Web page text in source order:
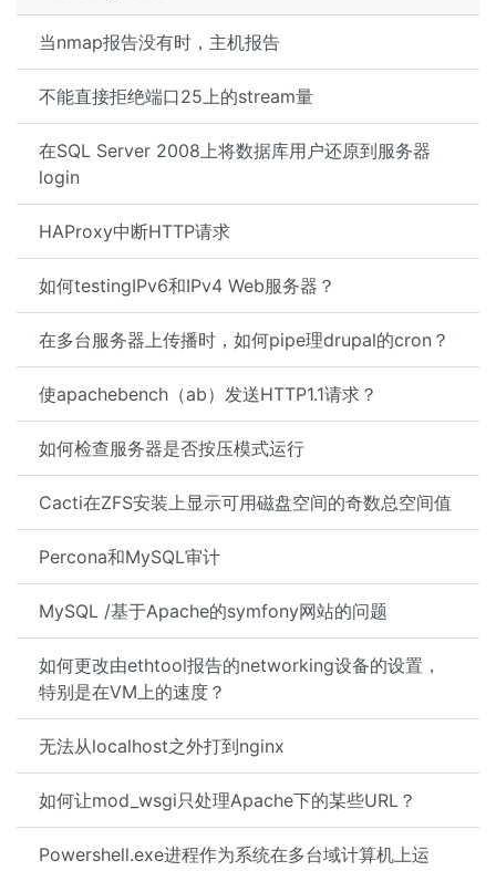
当nmap报告没有时，主机报告
不能直接拒绝端口25上的stream量
在SQL Server 2008上将数据库用户还原到服务器
login
HAProxy中断HTTP请求
如何testingIPv6和IPv4 Web服务器？
在多台服务器上传播时，如何pipe理drupal的cron？
使apachebench（ab）发送HTTP1.1请求？
如何检查服务器是否按压模式运行
Cacti在ZFS安装上显示可用磁盘空间的奇数总空间值
Percona和MySQL审计
MySQL /基于Apache的symfony网站的问题
如何更改由ethtool报告的networking设备的设置，
特别是在VM上的速度？
无法从localhost之外打到nginx
如何让mod_wsgi只处理Apache下的某些URL？
Powershell.exe进程作为系统在多台域计算机上运